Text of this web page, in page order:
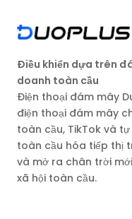
Điều khiển dựa trên
doanh toàn cầu
Điện thoại đám mây
điện thoại đám mây
toàn cầu, TikTok và
toàn cầu hóa tiếp thị
và mở ra chân trời
xã hội toàn cầu.